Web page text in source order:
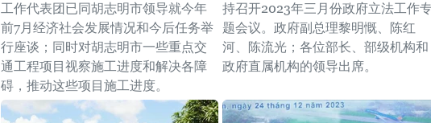
工作代表团已同胡志明市领导就今年
前7月经济社会发展情况和今后任务举
行座谈；同时对胡志明市一些重点交
通工程项目视察施工进度和解决各障
碍，推动这些项目施工进度。
持召开2023年三月份政府立法工作
题会议。政府副总理黎明慨、陈红
河、陈流光；各位部长、部级机构和
政府直属机构的领导出席。